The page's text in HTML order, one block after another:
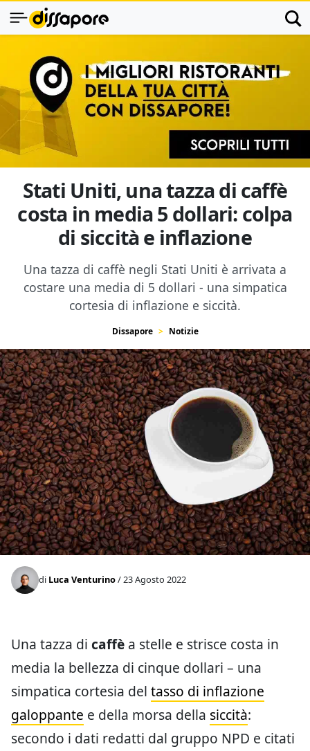
Stati Uniti, una tazza di caffè
costa in media 5 dollari: colpa
di siccità e inflazione
Una tazza di caffè negli Stati Uniti è arrivata a
costare una media di 5 dollari - una simpatica
cortesia di inflazione e siccità.
Dissapore Notizie
di Luca Venturino/ 23 Agosto 2022
Una tazza di caffè a stelle e strisce costa in
media la bellezza di cinque dollari – una
simpatica cortesia del tasso di inflazione
galoppante e della morsa della siccità:
secondo i dati redatti dal gruppo NPD e citati